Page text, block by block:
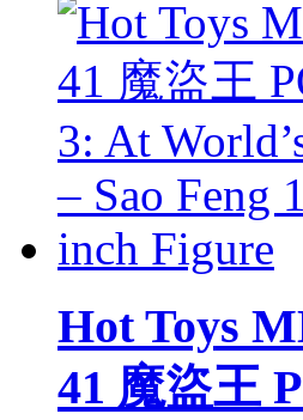
Hot Toys
41 魔盜王